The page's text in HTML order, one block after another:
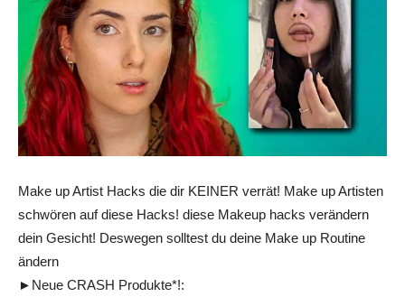
Make up Artist Hacks die dir KEINER verrät! Make up Artisten
schwören auf diese Hacks! diese Makeup hacks verändern
dein Gesicht! Deswegen solltest du deine Make up Routine
ändern
►Neue CRASH Produkte*!: